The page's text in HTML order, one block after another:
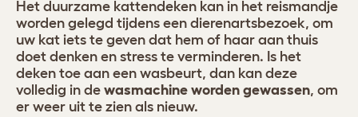
Het duurzame kattendeken kan in het reismandje
worden gelegd tijdens een dierenartsbezoek, om
uw kat iets te geven dat hem of haar aan thuis
doet denken en stress te verminderen. Is het
deken toe aan een wasbeurt, dan kan deze
volledig in de wasmachine worden gewassen, om
er weer uit te zien als nieuw.